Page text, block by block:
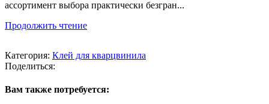
ассортимент выбора практически безгран...
Продолжить чтение
Категория: Клей для кварцвинила
Поделиться:
Вам также потребуется: